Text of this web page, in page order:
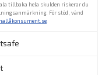
tillbaka hela skulden riskerar du
För stöd, vänd
hallåkonsument.se